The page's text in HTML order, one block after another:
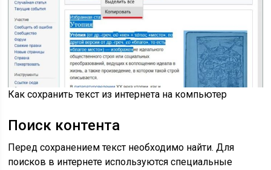
Как сохранить текст из интернета на компьютер
Поиск контента
Перед сохранением текст необходимо найти. Для
поисков в интернете используются специальные